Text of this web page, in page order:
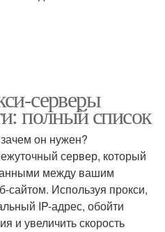
серверы
полный список
он нужен?
сервер, который
между вашим
сайтом. Используя прокси,
IP-адрес, обойти
и увеличить скорость